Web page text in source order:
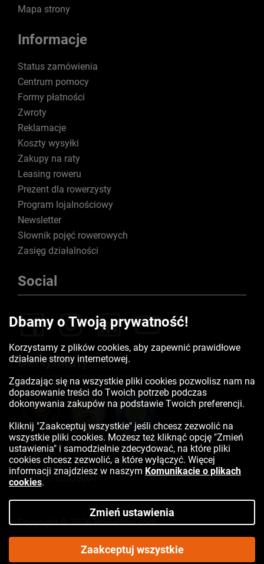
Mapa strony
Informacje
Status zamówienia
Centrum pomocy
Formy płatności
Zwroty
Reklamacje
Koszty wysyłki
Zakupy na raty
Leasing roweru
Prezent dla rowerzysty
Program lojalnościowy
Newsletter
Słownik pojęć rowerowych
Zasięg działalności
Social
Certyfikaty
Kontakt:523350041
Copyright © 2026 Rowertour.com
Internetowy sklep rowerowy
Dbamy o Twoją prywatność!
Korzystamy z plików cookies, aby zapewnić prawidłowe
działanie strony internetowej.
Zgadzając się na wszystkie pliki cookies pozwolisz nam na
dopasowanie treści do Twoich potrzeb podczas
dokonywania zakupów na podstawie Twoich preferencji.
Kliknij "Zaakceptuj wszystkie" jeśli chcesz zezwolić na
wszystkie pliki cookies. Możesz też kliknąć opcję "Zmień
ustawienia" i samodzielnie zdecydować, na które pliki
cookies chcesz zezwolić, a które wyłączyć. Więcej
informacji znajdziesz w naszym Komunikacie o plikach
cookies.
Zmień ustawienia
Zaakceptuj wszystkie